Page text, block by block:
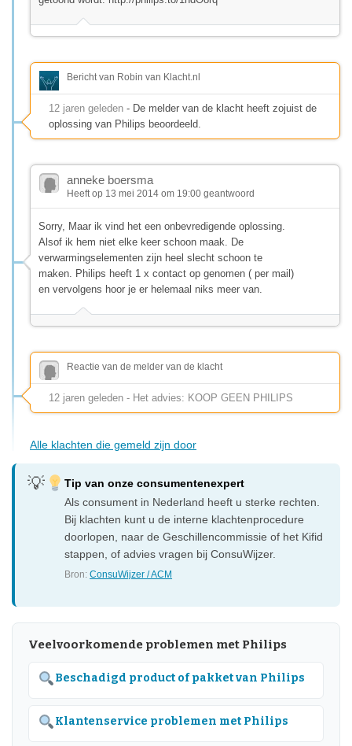
Bericht van Robin van Klacht.nl
12 jaren geleden - De melder van de klacht heeft zojuist de
oplossing van Philips beoordeeld.
anneke boersma
Heeft op 13 mei 2014 om 19:00 geantwoord
Sorry, Maar ik vind het een onbevredigende oplossing.
Alsof ik hem niet elke keer schoon maak. De
verwarmingselementen zijn heel slecht schoon te
maken. Philips heeft 1 x contact op genomen ( per mail)
en vervolgens hoor je er helemaal niks meer van.
Reactie van de melder van de klacht
12 jaren geleden - Het advies: KOOP GEEN PHILIPS
Alle klachten die gemeld zijn door
Tip van onze consumentenexpert
Als consument in Nederland heeft u sterke rechten.
Bij klachten kunt u de interne klachtenprocedure
doorlopen, naar de Geschillencommissie of het Kifid
stappen, of advies vragen bij ConsuWijzer.
Bron:ConsuWijzer / ACM
Veelvoorkomende problemen met Philips
Beschadigd product of pakket van Philips
Klantenservice problemen met Philips